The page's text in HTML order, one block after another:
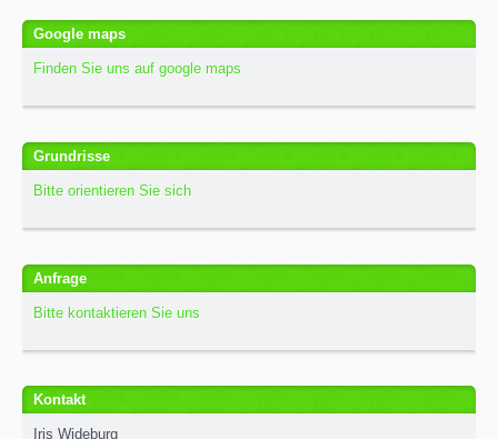
Google maps
Finden Sie uns auf google maps
Grundrisse
Bitte orientieren Sie sich
Anfrage
Bitte kontaktieren Sie uns
Kontakt
Iris Wideburg